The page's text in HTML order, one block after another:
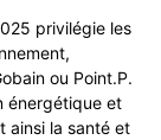
privilégie les
ou Point.P.
énergétique et
ainsi la santé et